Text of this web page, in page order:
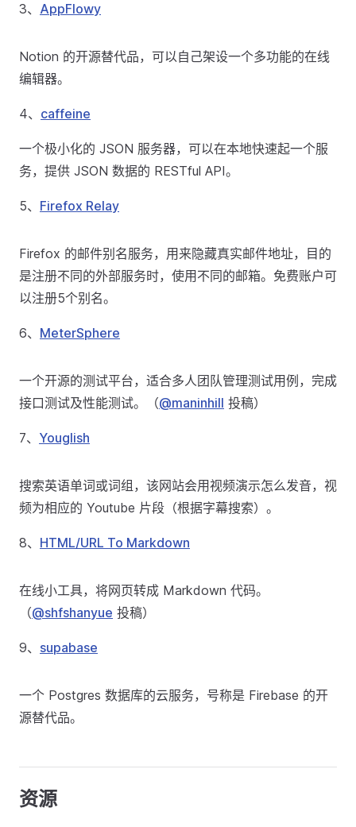
3、 AppFlowy
Notion 的开源替代品，可以自己架设一个多功能的在线
编辑器。
4、 caffeine
一个极小化的 JSON 服务器，可以在本地快速起一个服
务，提供 JSON 数据的 RESTful API。
5、 Firefox Relay
Firefox 的邮件别名服务，用来隐藏真实邮件地址，目的
是注册不同的外部服务时，使用不同的邮箱。免费账户可
以注册5个别名。
6、 MeterSphere
一个开源的测试平台，适合多人团队管理测试用例，完成
接口测试及性能测试。（@maninhill 投稿）
7、 Youglish
搜索英语单词或词组，该网站会用视频演示怎么发音，视
频为相应的 Youtube 片段（根据字幕搜索）。
8、 HTML/URL To Markdown
在线小工具，将网页转成 Markdown 代码。
（@shfshanyue 投稿）
9、 supabase
一个 Postgres 数据库的云服务，号称是 Firebase 的开
源替代品。
资源